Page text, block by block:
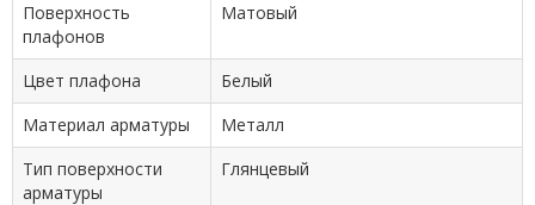
Поверхность
плафонов
Матовый
Цвет плафона
Белый
Материал арматуры
Металл
Тип поверхности
арматуры
Глянцевый